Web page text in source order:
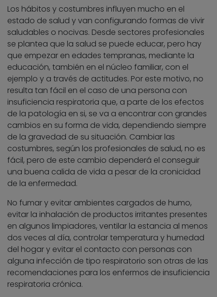
Los hábitos y costumbres influyen mucho en el
estado de salud y van configurando formas de vivir
saludables o nocivas. Desde sectores profesionales
se plantea que la salud se puede educar, pero hay
que empezar en edades tempranas, mediante la
educación, también en el núcleo familiar, con el
ejemplo y a través de actitudes. Por este motivo, no
resulta tan fácil en el caso de una persona con
insuficiencia respiratoria que, a parte de los efectos
de la patología en si, se va a encontrar con grandes
cambios en su forma de vida, dependiendo siempre
de la gravedad de su situación. Cambiar las
costumbres, según los profesionales de salud, no es
fácil, pero de este cambio dependerá el conseguir
una buena calida de vida a pesar de la cronicidad
de la enfermedad.
No fumar y evitar ambientes cargados de humo,
evitar la inhalación de productos irritantes presentes
en algunos limpiadores, ventilar la estancia al menos
dos veces al día, controlar temperatura y humedad
del hogar y evitar el contacto con personas con
alguna infección de tipo respiratorio son otras de las
recomendaciones para los enfermos de insuficiencia
respiratoria crónica.